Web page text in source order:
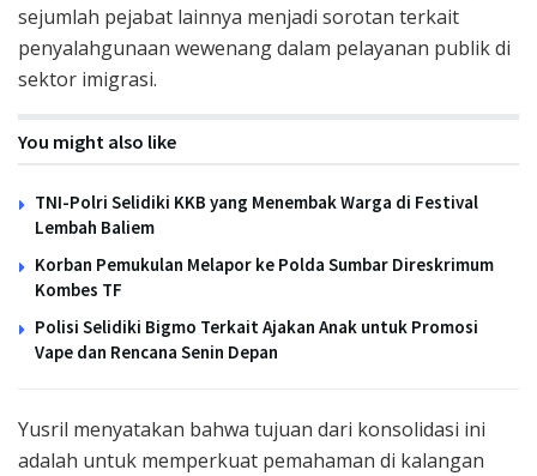
sejumlah pejabat lainnya menjadi sorotan terkait
penyalahgunaan wewenang dalam pelayanan publik di
sektor imigrasi.
You might also like
TNI-Polri Selidiki KKB yang Menembak Warga di Festival
Lembah Baliem
Korban Pemukulan Melapor ke Polda Sumbar Direskrimum
Kombes TF
Polisi Selidiki Bigmo Terkait Ajakan Anak untuk Promosi
Vape dan Rencana Senin Depan
Yusril menyatakan bahwa tujuan dari konsolidasi ini
adalah untuk memperkuat pemahaman di kalangan